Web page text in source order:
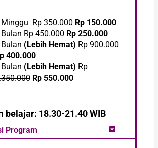
MingguRp 350.000 Rp 150.000
BulanRp 450.000 Rp 250.000
(Lebih Hemat) Rp 900.000
400.000
(Lebih Hemat) Rp
Rp 550.000
belajar: 18.30-21.40 WIB
Program